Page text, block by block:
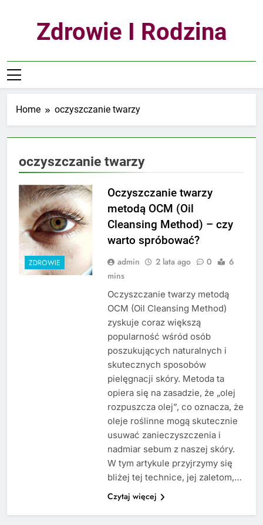
Zdrowie I Rodzina
Home oczyszczanie twarzy
oczyszczanie twarzy
ZDROWIE
Oczyszczanie twarzy
metodą OCM (Oil
Cleansing Method) – czy
warto spróbować?
admin 2 lata ago 0
6
mins
Oczyszczanie twarzy metodą
OCM (Oil Cleansing Method)
zyskuje coraz większą
popularność wśród osób
poszukujących naturalnych i
skutecznych sposobów
pielęgnacji skóry. Metoda ta
opiera się na zasadzie, że „olej
rozpuszcza olej”, co oznacza, że
oleje roślinne mogą skutecznie
usuwać zanieczyszczenia i
nadmiar sebum z naszej skóry.
W tym artykule przyjrzymy się
bliżej tej technice, jej zaletom,…
Czytaj więcej